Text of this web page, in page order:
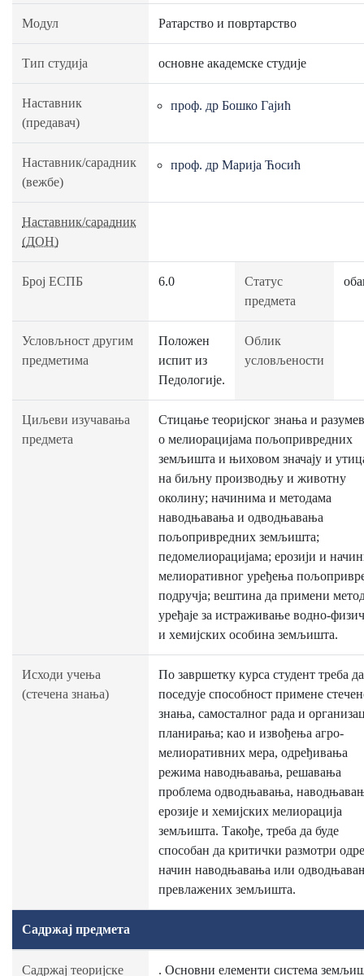
Модул Ратарство и повртарство
Тип студија основне академске студије
Наставник
(предавач)
проф. др Бошко Гајић
Наставник/сарадник
(вежбе)
проф. др Марија Ћосић
Наставник/сарадник
(ДОН)
Број ЕСПБ 6.0
Статус
предмета
Условљност другим
предметима
Положен
испит из
Педологије.
Облик
условљености
Циљеви изучавања
предмета
Стицање теоријског знања и
о мелиорацијама пољопривредних
земљишта и њиховом значају и
на биљну производњу и животну
околину; начинима и методама
наводњавања и одводњавања
пољопривредних земљишта;
педомелиорацијама; ерозији и
мелиоративног уређења
подручја; вештина да примени
уређаје за истраживање водно-
и хемијских особина земљишта.
Исходи учења
(стечена знања)
По завршетку курса студент треба да
поседује способност примене
знања, самосталног рада и
планирања; као и извођења агро-
мелиоративних мера, одређивања
режима наводњавања, решавања
проблема одводњавања,
ерозије и хемијских мелиорација
земљишта. Такође, треба да буде
способан да критички размотри
начин наводњавања или
превлажених земљишта.
Садржај предмета
Садржај теоријске . Основни елементи система